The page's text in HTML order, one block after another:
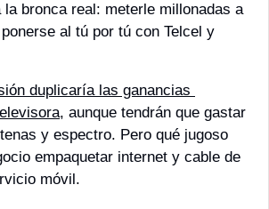
bronca real: meterle millonadas a
al tú por tú con Telcel y
duplicaría las ganancias
, aunque tendrán que gastar
y espectro. Pero qué jugoso
empaquetar internet y cable de
móvil.